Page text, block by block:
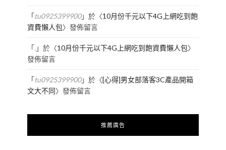
「tu0925399900」於〈10月份千元以下4G上網吃到飽
資費懶人包〉發佈留言
「.」於〈10月份千元以下4G上網吃到飽資費懶人包〉
發佈留言
「tu0925399900」於〈[心得]男女部落客3C產品開箱
文大不同〉發佈留言
推薦廣告